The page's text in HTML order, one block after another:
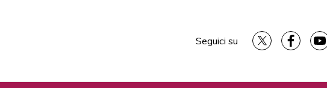
Seguici su